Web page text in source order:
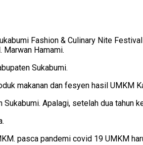
Fashion & Culinary Nite
Hamami.
Sukabumi.
makanan dan fesyen hasil UMKM
Apalagi, setelah dua tahun
pasca pandemi covid 19 UMKM